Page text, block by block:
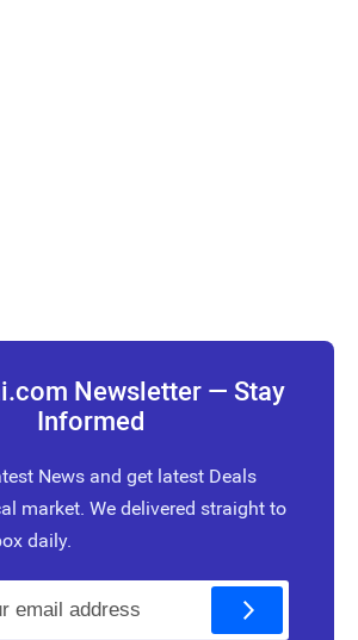
Newsletter — Stay
Informed
News and get latest Deals
market. We delivered straight to
daily.